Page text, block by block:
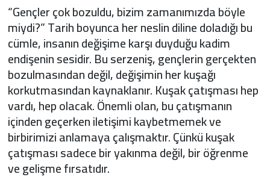
“Gençler çok bozuldu, bizim zamanımızda böyle
miydi?” Tarih boyunca her neslin diline doladığı bu
cümle, insanın değişime karşı duyduğu kadim
endişenin sesidir. Bu serzeniş, gençlerin gerçekten
bozulmasından değil, değişimin her kuşağı
korkutmasından kaynaklanır. Kuşak çatışması hep
vardı, hep olacak. Önemli olan, bu çatışmanın
içinden geçerken iletişimi kaybetmemek ve
birbirimizi anlamaya çalışmaktır. Çünkü kuşak
çatışması sadece bir yakınma değil, bir öğrenme
ve gelişme fırsatıdır.